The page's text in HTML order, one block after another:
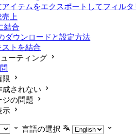
アイテムをエクスポートしてフィルタ
売上
結合
ダウンロードと設定方法
ストを結合
ーティング
限
成されない
ジの問題
示
言語の選択